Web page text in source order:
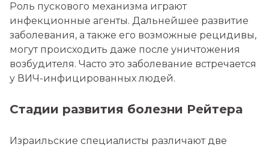
Роль пускового механизма играют
инфекционные агенты. Дальнейшее развитие
заболевания, а также его возможные рецидивы,
могут происходить даже после уничтожения
возбудителя. Часто это заболевание встречается
у ВИЧ-инфицированных людей.
Стадии развития болезни Рейтера
Израильские специалисты различают две